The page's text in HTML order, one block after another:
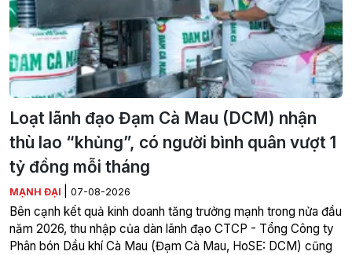
Loạt lãnh đạo Đạm Cà Mau (DCM) nhận
thù lao “khủng”, có người bình quân vượt 1
tỷ đồng mỗi tháng
MẠNH ĐẠI 07-08-2026
Bên cạnh kết quả kinh doanh tăng trưởng mạnh trong nửa đầu
năm 2026, thu nhập của dàn lãnh đạo CTCP - Tổng Công ty
Phân bón Dầu khí Cà Mau (Đạm Cà Mau, HoSE: DCM) cũng